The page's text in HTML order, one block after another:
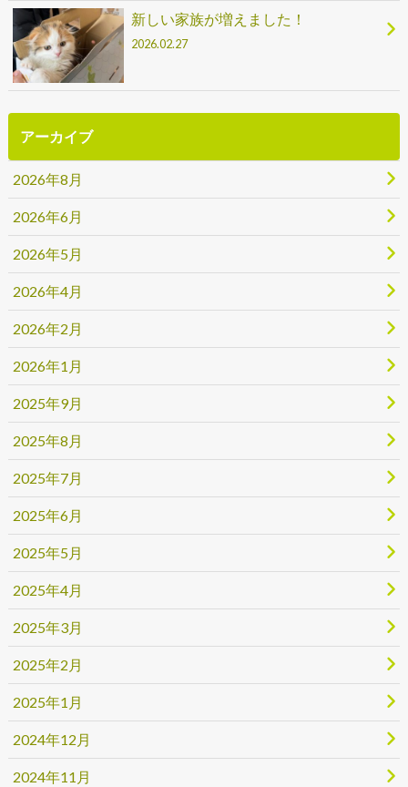
新しい家族が増えました！
2026.02.27
アーカイブ
2026年8月
2026年6月
2026年5月
2026年4月
2026年2月
2026年1月
2025年9月
2025年8月
2025年7月
2025年6月
2025年5月
2025年4月
2025年3月
2025年2月
2025年1月
2024年12月
2024年11月